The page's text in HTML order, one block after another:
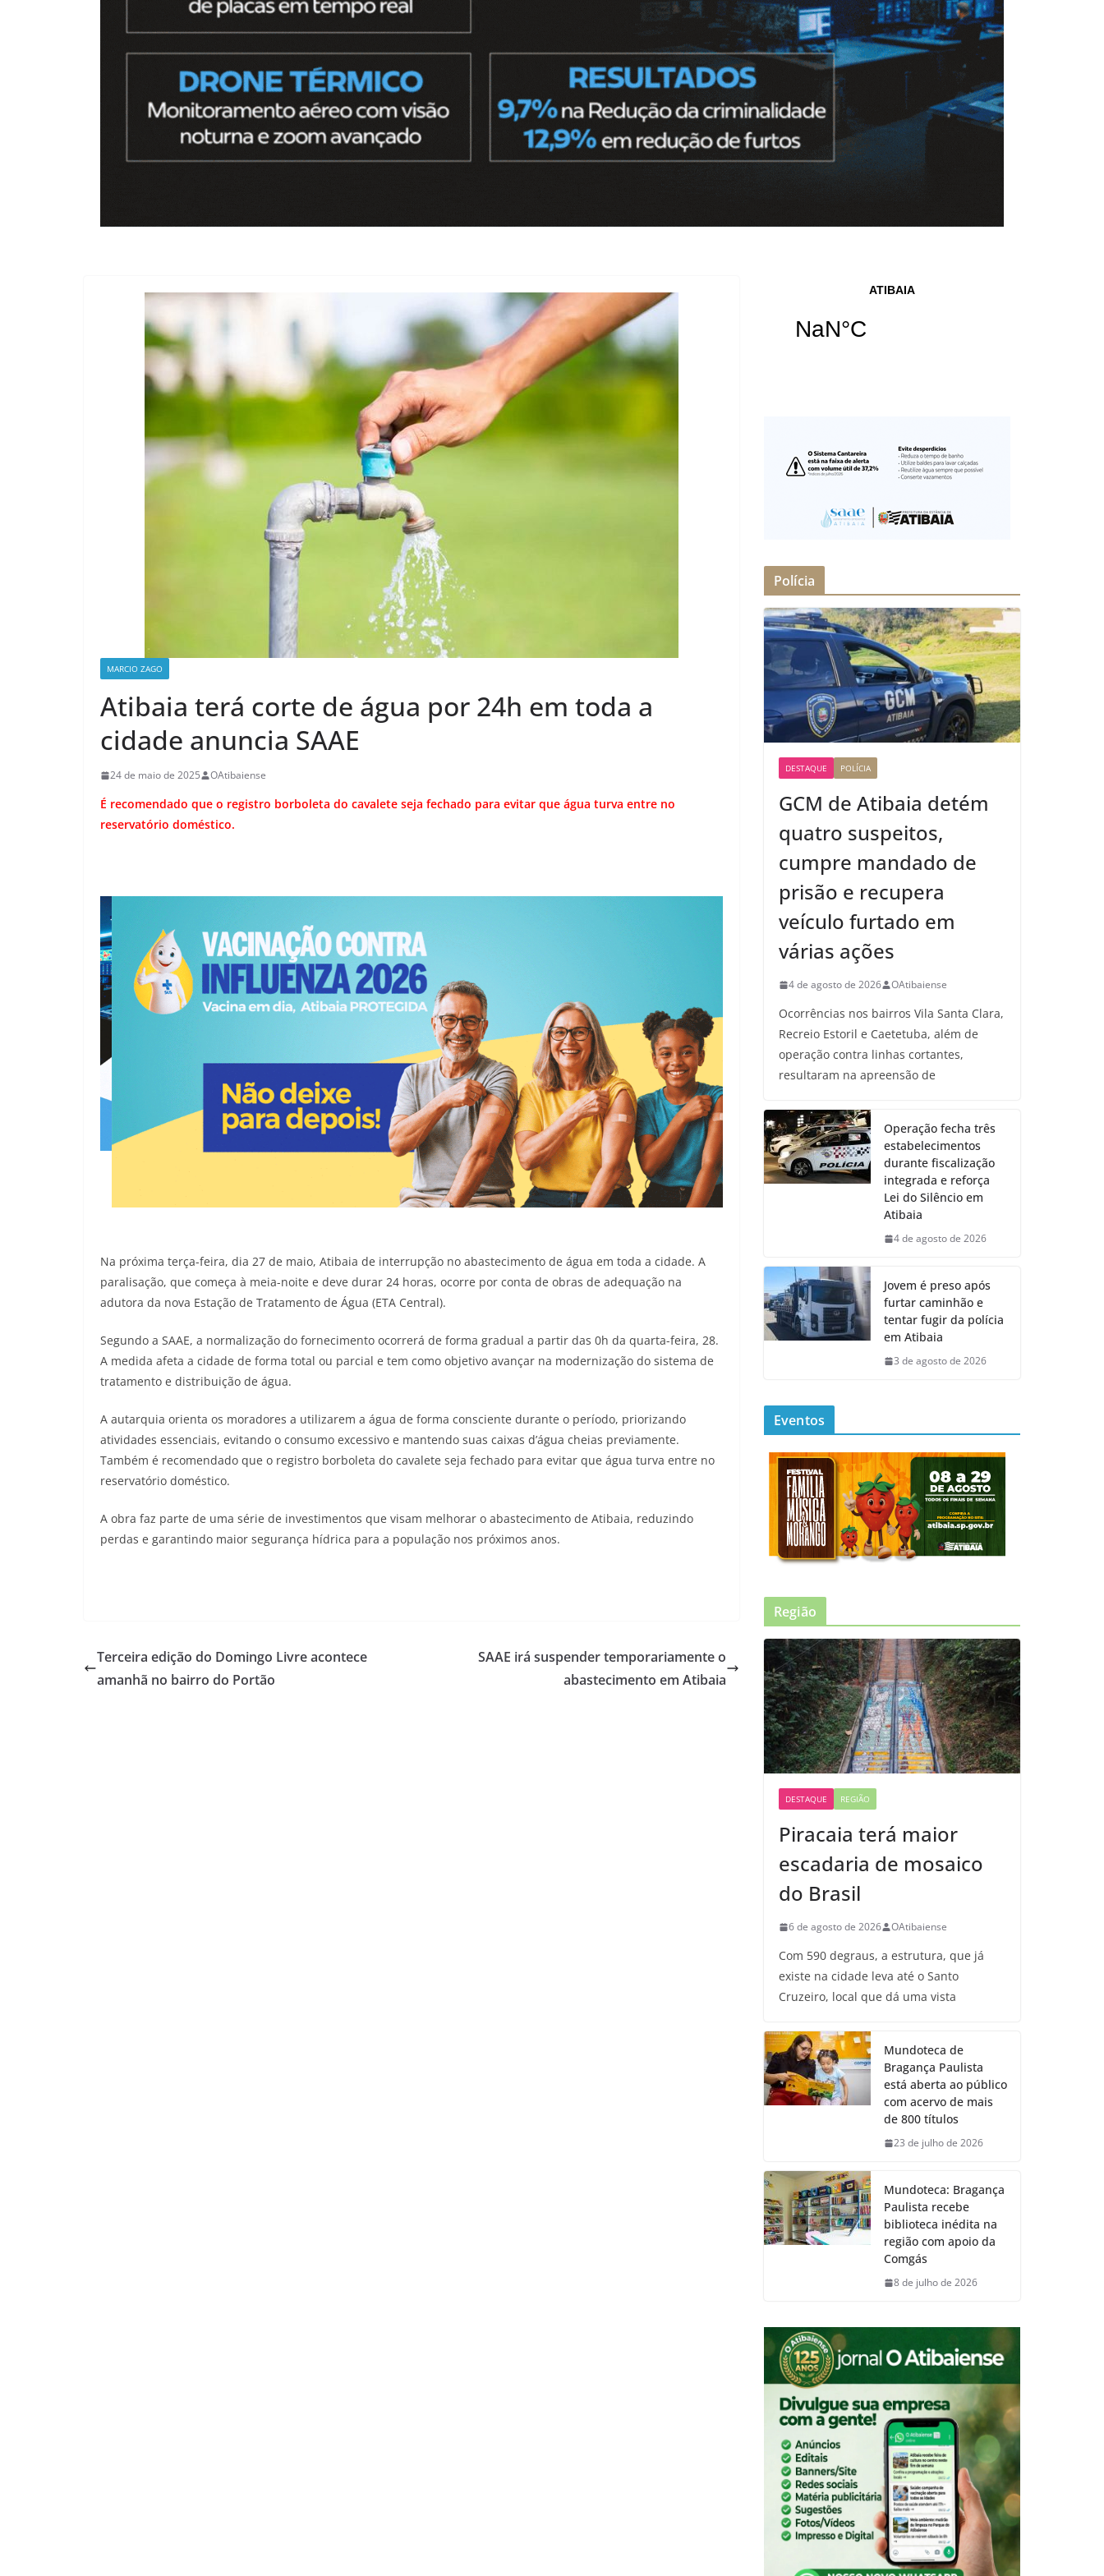
MARCIO ZAGO
Atibaia terá corte de água por 24h em toda a
cidade anuncia SAAE
24 de maio de 2025 OAtibaiense
É recomendado que o registro borboleta do cavalete seja fechado para evitar que água turva entre no
reservatório doméstico.
Na próxima terça-feira, dia 27 de maio, Atibaia de interrupção no abastecimento de água em toda a cidade. A
paralisação, que começa à meia-noite e deve durar 24 horas, ocorre por conta de obras de adequação na
adutora da nova Estação de Tratamento de Água (ETA Central).
Segundo a SAAE, a normalização do fornecimento ocorrerá de forma gradual a partir das 0h da quarta-feira, 28.
A medida afeta a cidade de forma total ou parcial e tem como objetivo avançar na modernização do sistema de
tratamento e distribuição de água.
A autarquia orienta os moradores a utilizarem a água de forma consciente durante o período, priorizando
atividades essenciais, evitando o consumo excessivo e mantendo suas caixas d’água cheias previamente.
Também é recomendado que o registro borboleta do cavalete seja fechado para evitar que água turva entre no
reservatório doméstico.
A obra faz parte de uma série de investimentos que visam melhorar o abastecimento de Atibaia, reduzindo
perdas e garantindo maior segurança hídrica para a população nos próximos anos.
Terceira edição do Domingo Livre acontece
amanhã no bairro do Portão
SAAE irá suspender temporariamente o
abastecimento em Atibaia
Polícia
DESTAQUE POLÍCIA
GCM de Atibaia detém
quatro suspeitos,
cumpre mandado de
prisão e recupera
veículo furtado em
várias ações
4 de agosto de 2026 OAtibaiense
Ocorrências nos bairros Vila Santa Clara,
Recreio Estoril e Caetetuba, além de
operação contra linhas cortantes,
resultaram na apreensão de
Operação fecha três
estabelecimentos
durante fiscalização
integrada e reforça
Lei do Silêncio em
Atibaia
4 de agosto de 2026
Jovem é preso após
furtar caminhão e
tentar fugir da polícia
em Atibaia
3 de agosto de 2026
Eventos
Região
DESTAQUE REGIÃO
Piracaia terá maior
escadaria de mosaico
do Brasil
6 de agosto de 2026 OAtibaiense
Com 590 degraus, a estrutura, que já
existe na cidade leva até o Santo
Cruzeiro, local que dá uma vista
Mundoteca de
Bragança Paulista
está aberta ao público
com acervo de mais
de 800 títulos
23 de julho de 2026
Mundoteca: Bragança
Paulista recebe
biblioteca inédita na
região com apoio da
Comgás
8 de julho de 2026